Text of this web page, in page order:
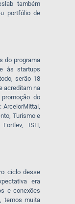
também
portfólio de
do programa
às startups
serão 18
acreditam na
do
ArcelorMittal,
Turismo e
ISH,
ciclo desse
era
e conexões
temos muita